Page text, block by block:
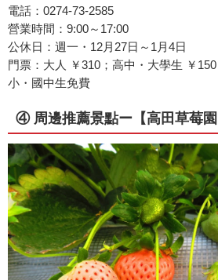
電話：0274-73-2585
營業時間：9:00～17:00
公休日：週一・12月27日～1月4日
門票：大人 ￥310；高中・大學生 ￥
小・國中生免費
④ 周邊推薦景點ー【高田草莓園